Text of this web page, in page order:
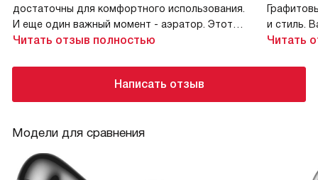
достаточны для комфортного использования.
И еще один важный момент - аэратор. Этот
элемент значительно экономит воду, что очень
Пока недостатков не обнаружено!
Комментарий
поняла - это то, что мне нужно! Он не только
Читать отзыв полностью
и стиль.
Не
Читать
Написать отзыв
Модели для сравнения